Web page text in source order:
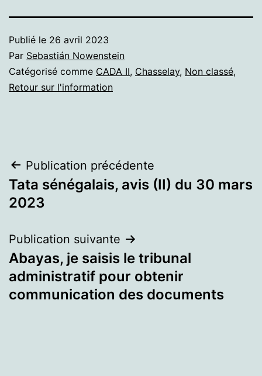
Publié le 26 avril 2023
Par Sebastián Nowenstein
Catégorisé comme CADA II, Chasselay, Non classé,
Retour sur l'information
Navigation
de
Publication précédente
Tata sénégalais, avis (II) du 30 mars
2023
Publication suivante
Abayas, je saisis le tribunal
administratif pour obtenir
communication des documents